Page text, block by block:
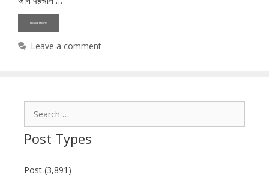
Read more
Leave a comment
Post Types
Post (3,891)